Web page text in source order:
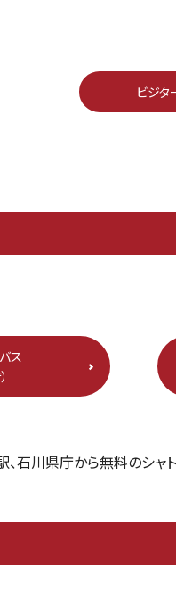
ビジ
ス
石川県庁から無料のシャ